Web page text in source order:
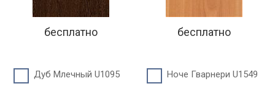
бесплатно бесплатно
Дуб Млечный U1095 Ноче Гварнери U1549